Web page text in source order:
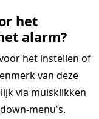
het
alarm?
het instellen of
van deze
via muisklikken
menu's.